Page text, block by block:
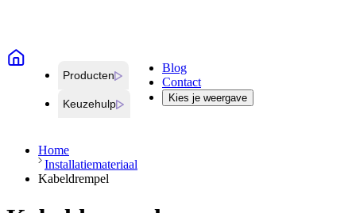
Producten
Keuzehulp
Blog
Contact
Kies je weergave
Home
Installatiemateriaal
Kabeldrempel